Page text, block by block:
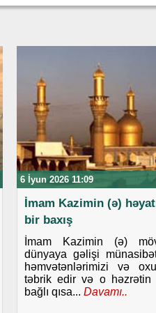
6 İyun 2026 11:09
İmam Kazimin (ə)
bir baxış
İmam Kazimin (ə)
dünyaya gəlişi
həmvətənlərimizi və
təbrik edir və o həzrətin
bağlı qısa... Davamı..